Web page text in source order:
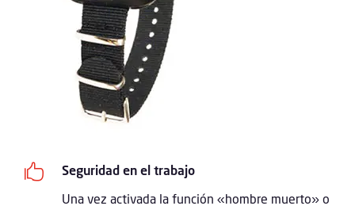

Seguridad en el trabajo
Una vez activada la función «hombre muerto» o